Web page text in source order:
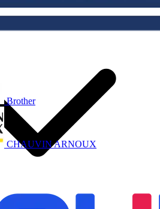
Brother
CHAUVIN ARNOUX